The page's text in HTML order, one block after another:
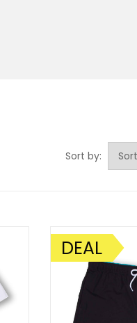
Sort by:
AANBIEDING!
DEAL